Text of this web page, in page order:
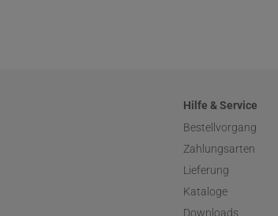
Hilfe & Service
Bestellvorgang
Zahlungsarten
Lieferung
Kataloge
Downloads